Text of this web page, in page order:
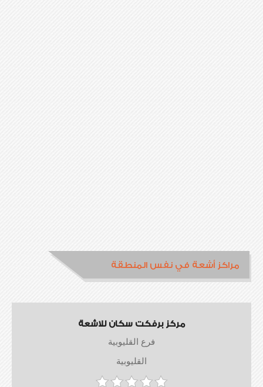
مراكز أشعة في نفس المنطقة
مركز برفكت سكان للاشعة
فرع القليوبية
القليوبية